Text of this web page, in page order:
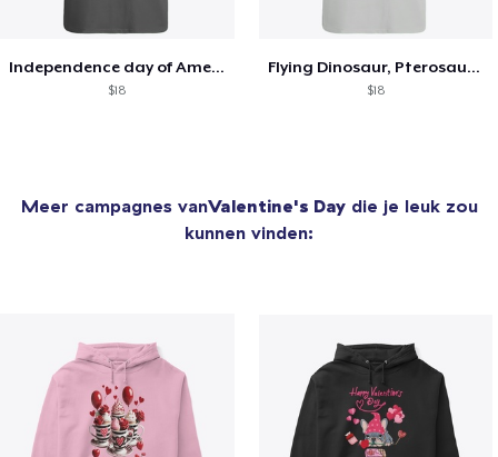
Independence day of America, 4th of July
$18
Flying Dinosaur, Pterosaur silhouette
$18
Meer campagnes vanValentine's Daydie je leuk zou
kunnen vinden: